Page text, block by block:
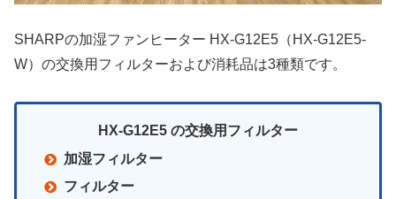
SHARPの加湿ファンヒーター HX-G12E5（HX-G12E5-
W）の交換用フィルターおよび消耗品は3種類です。
HX-G12E5 の交換用フィルター
加湿フィルター
フィルター